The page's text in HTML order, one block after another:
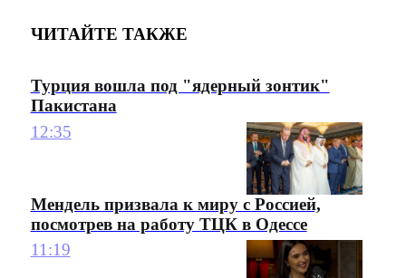
ЧИТАЙТЕ ТАКЖЕ
Турция вошла под "ядерный зонтик"
Пакистана
12:35
Мендель призвала к миру с Россией,
посмотрев на работу ТЦК в Одессе
11:19